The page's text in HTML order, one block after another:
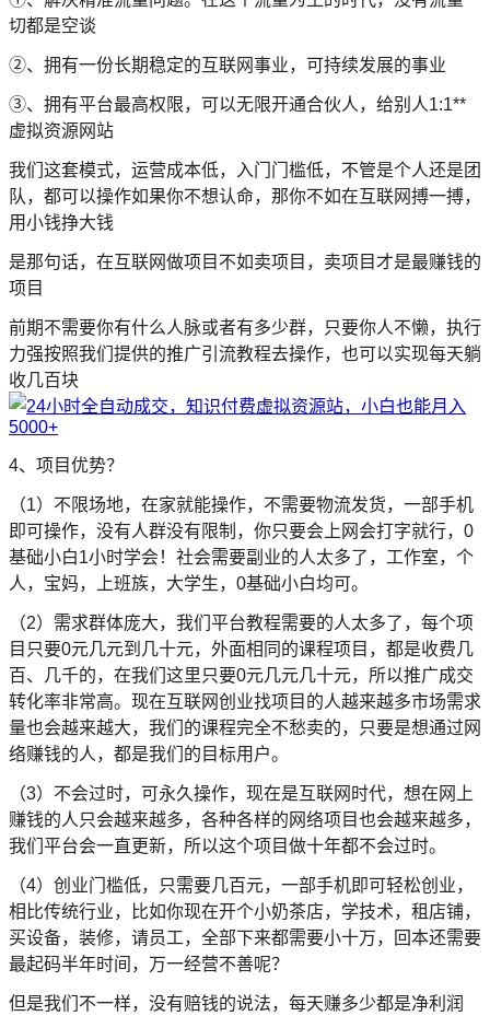
切都是空谈
➁、拥有一份长期稳定的互联网事业，可持续发展的事业
➂、拥有平台最高权限，可以无限开通合伙人，给别人1:1**
虚拟资源网站
我们这套模式，运营成本低，入门门槛低，不管是个人还是团
队，都可以操作如果你不想认命，那你不如在互联网搏一搏，
用小钱挣大钱
是那句话，在互联网做项目不如卖项目，卖项目才是最赚钱的
项目
前期不需要你有什么人脉或者有多少群，只要你人不懒，执行
力强按照我们提供的推广引流教程去操作，也可以实现每天躺
收几百块
4、项目优势？
（1）不限场地，在家就能操作，不需要物流发货，一部手机
即可操作，没有人群没有限制，你只要会上网会打字就行，0
基础小白1小时学会！社会需要副业的人太多了，工作室，个
人，宝妈，上班族，大学生，0基础小白均可。
（2）需求群体庞大，我们平台教程需要的人太多了，每个项
目只要0元几元到几十元，外面相同的课程项目，都是收费几
百、几千的，在我们这里只要0元几元几十元，所以推广成交
转化率非常高。现在互联网创业找项目的人越来越多市场需求
量也会越来越大，我们的课程完全不愁卖的，只要是想通过网
络赚钱的人，都是我们的目标用户。
（3）不会过时，可永久操作，现在是互联网时代，想在网上
赚钱的人只会越来越多，各种各样的网络项目也会越来越多，
我们平台会一直更新，所以这个项目做十年都不会过时。
（4）创业门槛低，只需要几百元，一部手机即可轻松创业，
相比传统行业，比如你现在开个小奶茶店，学技术，租店铺，
买设备，装修，请员工，全部下来都需要小十万，回本还需要
最起码半年时间，万一经营不善呢？
但是我们不一样，没有赔钱的说法，每天赚多少都是净利润